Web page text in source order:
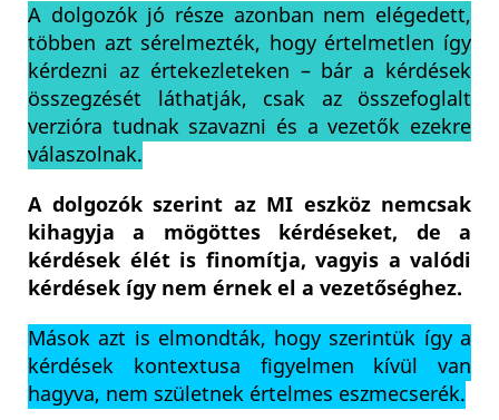
A dolgozók jó része azonban nem elégedett,
többen azt sérelmezték, hogy értelmetlen így
kérdezni az értekezleteken – bár a kérdések
összegzését láthatják, csak az összefoglalt
verzióra tudnak szavazni és a vezetők ezekre
válaszolnak.
A dolgozók szerint az MI eszköz nemcsak
kihagyja a mögöttes kérdéseket, de a
kérdések élét is finomítja, vagyis a valódi
kérdések így nem érnek el a vezetőséghez.
Mások azt is elmondták, hogy szerintük így a
kérdések kontextusa figyelmen kívül van
hagyva, nem születnek értelmes eszmecserék.